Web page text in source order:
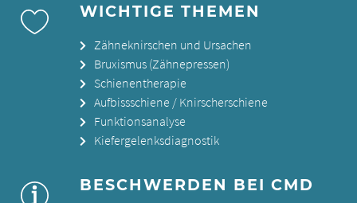
WICHTIGE THEMEN
Zähneknirschen und Ursachen
Bruxismus (Zähnepressen)
Schienentherapie
Aufbissschiene / Knirscherschiene
Funktionsanalyse
Kiefergelenksdiagnostik
BESCHWERDEN BEI CMD